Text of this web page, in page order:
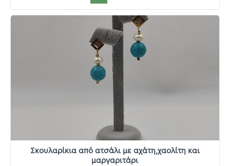
Σκουλαρίκια από ατσάλι με αχάτη,χαολίτη και
μαργαριτάρι